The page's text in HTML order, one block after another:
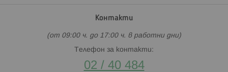
Контакти
(от 09:00 ч. до 17:00 ч. в работни дни)
Телефон за контакти:
02 / 40 484